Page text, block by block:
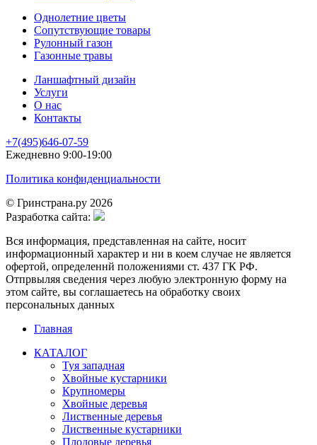
Однолетние цветы
Сопутствующие товары
Рулонный газон
Газонные травы
Ланшафтный дизайн
Услуги
О нас
Контакты
+7(495)646-07-59
Ежедневно 9:00-19:00
Политика конфиденциальности
© Гринстрана.ру 2026
Разработка сайта:
Вся информация, представленная на сайте, носит
информационный характер и ни в коем случае не является
офертой, определеннй положениями ст. 437 ГК РФ.
Отпрвыляя сведения через любую электронную форму на
этом сайте, вы соглашаетесь на обработку своих
персональных данных
Главная
КАТАЛОГ
Туя западная
Хвойные кустарники
Крупномеры
Хвойные деревья
Лиственные деревья
Лиственные кустарники
Плодовые деревья